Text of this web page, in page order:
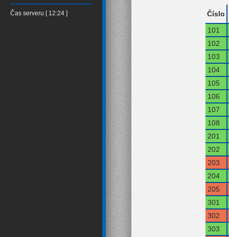
Čas serveru [ 12:24 ]
Číslo
101
102
103
104
105
106
107
108
201
202
203
204
205
301
302
303